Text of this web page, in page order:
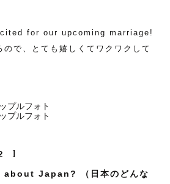
for our upcoming marriage!
ので、とても嬉しくてワクワクして
]
Japan? （日本のどんな